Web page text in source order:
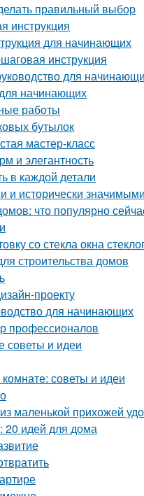
правильный выбор
инструкция
для начинающих
инструкция
для
начинающих
работы
бутылок
мастер-класс
и элегантность
в каждой детали
и исторически значимыми
что популярно
со стекла окна
строительства домов
проекту
для начинающих
профессионалов
советы и идеи
советы и идеи
маленькой прихожей
20 идей для дома